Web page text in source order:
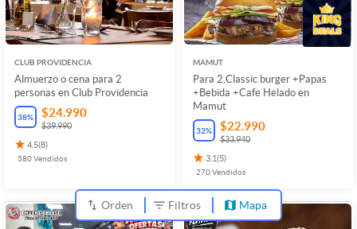
CLUB PROVIDENCIA
Almuerzo o cena para 2
personas en Club Providencia
38% $24.990
$39.990
4.5(8)
580Vendidos
MAMUT
Para 2,Classic burger +Papas
+Bebida +Cafe Helado en
Mamut
32% $22.990
$33.940
3.1(5)
270Vendidos
Orden Filtros Mapa